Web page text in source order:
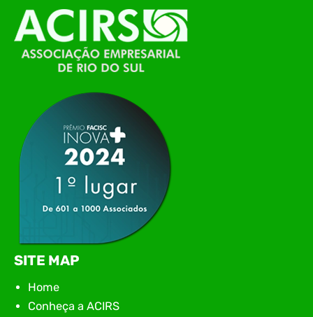
O Polo ACATE-ACIRS, por meio do NIAVI – Núcleo
de Tecnologia da Informação do Alto Vale do
Itajaí, realizou, no dia 21 de julho, o evento
Conexão Tech NIAVI, reunindo empresas de
tecnologia da região para uma noite de
apresentação de novas iniciativas para o setor. O
encontro aconteceu em Rio…
SITE MAP
Home
Conheça a ACIRS